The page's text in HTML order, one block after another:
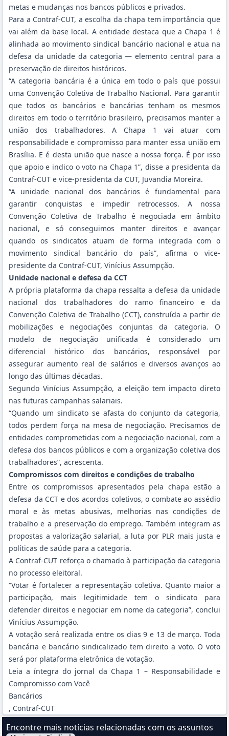
metas e mudanças nos bancos públicos e privados.
Para a Contraf-CUT, a escolha da chapa tem importância que
vai além da base local. A entidade destaca que a Chapa 1 é
alinhada ao movimento sindical bancário nacional e atua na
defesa da unidade da categoria — elemento central para a
preservação de direitos históricos.
“A categoria bancária é a única em todo o país que possui
uma Convenção Coletiva de Trabalho Nacional. Para garantir
que todos os bancários e bancárias tenham os mesmos
direitos em todo o território brasileiro, precisamos manter a
união dos trabalhadores. A Chapa 1 vai atuar com
responsabilidade e compromisso para manter essa união em
Brasília. E é desta união que nasce a nossa força. É por isso
que apoio e indico o voto na Chapa 1”, disse a presidenta da
Contraf-CUT e vice-presidenta da CUT, Juvandia Moreira.
“A unidade nacional dos bancários é fundamental para
garantir conquistas e impedir retrocessos. A nossa
Convenção Coletiva de Trabalho é negociada em âmbito
nacional, e só conseguimos manter direitos e avançar
quando os sindicatos atuam de forma integrada com o
movimento sindical bancário do país”, afirma o vice-
presidente da Contraf-CUT, Vinícius Assumpção.
Unidade nacional e defesa da CCT
A própria plataforma da chapa ressalta a defesa da unidade
nacional dos trabalhadores do ramo financeiro e da
Convenção Coletiva de Trabalho (CCT), construída a partir de
mobilizações e negociações conjuntas da categoria. O
modelo de negociação unificada é considerado um
diferencial histórico dos bancários, responsável por
assegurar aumento real de salários e diversos avanços ao
longo das últimas décadas.
Segundo Vinícius Assumpção, a eleição tem impacto direto
nas futuras campanhas salariais.
“Quando um sindicato se afasta do conjunto da categoria,
todos perdem força na mesa de negociação. Precisamos de
entidades comprometidas com a negociação nacional, com a
defesa dos bancos públicos e com a organização coletiva dos
trabalhadores”, acrescenta.
Compromissos com direitos e condições de trabalho
Entre os compromissos apresentados pela chapa estão a
defesa da CCT e dos acordos coletivos, o combate ao assédio
moral e às metas abusivas, melhorias nas condições de
trabalho e a preservação do emprego. Também integram as
propostas a valorização salarial, a luta por PLR mais justa e
políticas de saúde para a categoria.
A Contraf-CUT reforça o chamado à participação da categoria
no processo eleitoral.
“Votar é fortalecer a representação coletiva. Quanto maior a
participação, mais legitimidade tem o sindicato para
defender direitos e negociar em nome da categoria”, conclui
Vinícius Assumpção.
A votação será realizada entre os dias 9 e 13 de março. Toda
bancária e bancário sindicalizado tem direito a voto. O voto
será por plataforma eletrônica de votação.
Leia a íntegra do jornal da Chapa 1 – Responsabilidade e
Compromisso com Você
Bancários
, Contraf-CUT
Encontre mais notícias relacionadas com os assuntos